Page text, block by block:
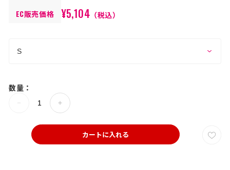
EC販売価格
¥5,104 （税込）
数量：
カートに入れる